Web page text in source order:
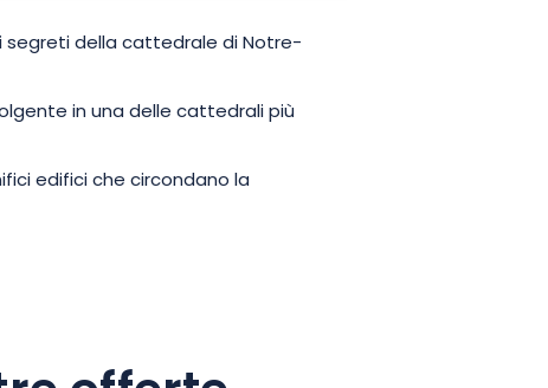
della cattedrale di Notre-
in una delle cattedrali più
edifici che circondano la